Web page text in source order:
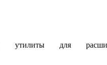
для